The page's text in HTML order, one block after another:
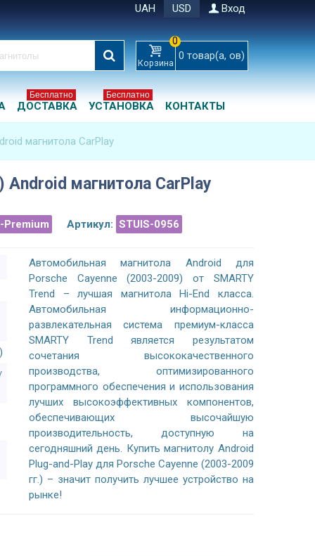
UAH USD Вход
Корзина
0
0 товар(а, ов)
ДОСТАВКА
Бесплатно
УСТАНОВКА
Бесплатно
КОНТАКТЫ
магнитола CarPlay
Android магнитола CarPlay
Premium Артикул: STUIS-0956
Автомобильная магнитола Android для
Porsche Cayenne (2003-2009) от SMARTY
Trend – лучшая магнитола Hi-End класса.
Автомобильная информационно-
развлекательная система премиум-класса
SMARTY Trend является результатом
сочетания высококачественного
производства, оптимизированного
программного обеспечения и использования
лучших высокоэффективных компонентов,
обеспечивающих высочайшую
производительность, доступную на
сегодняшний день. Купить магнитолу Android
Plug-and-Play для Porsche Cayenne (2003-2009
гг.) – значит получить лучшее устройство на
рынке!